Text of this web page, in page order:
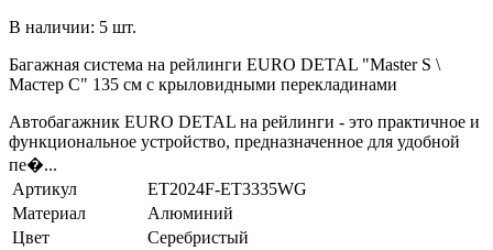
В наличии: 5 шт.
Багажная система на рейлинги EURO DETAL "Master S \
Мастер С" 135 см с крыловидными перекладинами
Автобагажник EURO DETAL на рейлинги - это практичное и
функциональное устройство, предназначенное для удобной
пе�...
Артикул
ET2024F-ET3335WG
Материал
Алюминий
Цвет
Серебристый